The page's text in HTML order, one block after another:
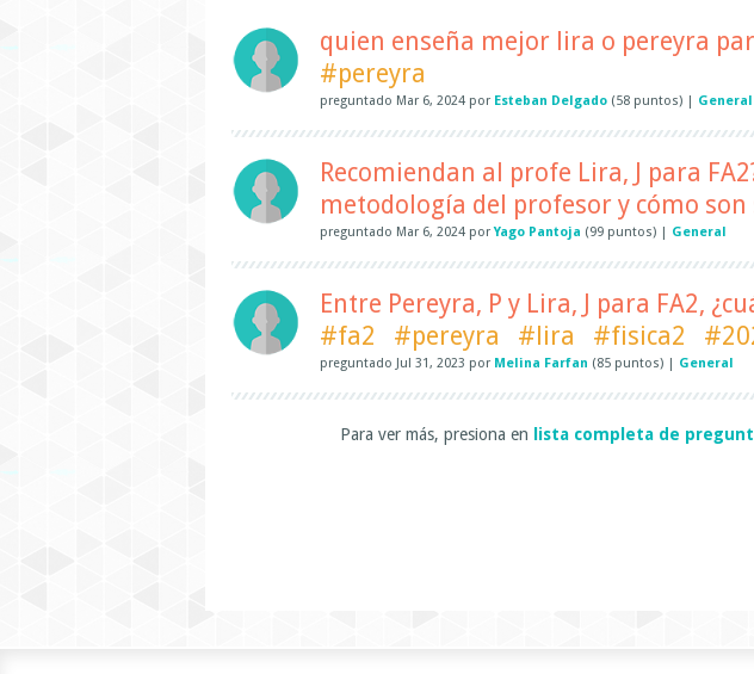
quien enseña mejor lira o pereyra
#pereyra
preguntado Mar 6, 2024 por Esteban Delgado (58 puntos) General
Recomiendan al profe Lira, J para
metodología del profesor y cómo son
preguntado Mar 6, 2024 porYago Pantoja (99 puntos) General
Entre Pereyra, P y Lira, J para FA2,
#fa2
#pereyra #lira #fisica2
preguntado Jul 31, 2023 por Melina Farfan (85 puntos) General
Para ver más, presiona en lista completa de